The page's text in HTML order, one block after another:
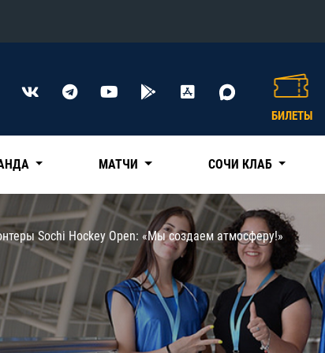
Конференция «Восток»
Нефтехимик
Трактор
Дивизион Чернышева
Авангард
Адмирал
КХЛ
БИЛЕТЫ
МАТЧИ СОЧИ КЛАБ
Sochi Hockey Open: «Мы создаем атмосферу!»